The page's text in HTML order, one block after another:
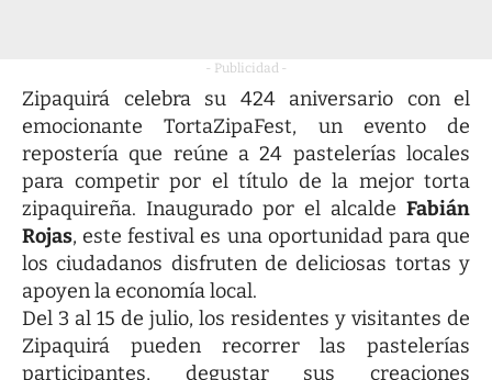
- Publicidad -
Zipaquirá celebra su 424 aniversario con el
emocionante TortaZipaFest, un evento de
repostería que reúne a 24 pastelerías locales
para competir por el título de la mejor torta
zipaquireña. Inaugurado por el alcalde Fabián
Rojas, este festival es una oportunidad para que
los ciudadanos disfruten de deliciosas tortas y
apoyen la economía local.
Del 3 al 15 de julio, los residentes y visitantes de
Zipaquirá pueden recorrer las pastelerías
participantes, degustar sus creaciones